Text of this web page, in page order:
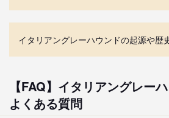
イタリアングレーハウンドの起源や歴
【FAQ】イタリアングレー
よくある質問